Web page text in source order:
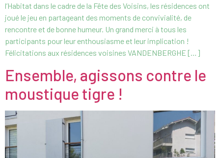
l’Habitat dans le cadre de la Fête des Voisins, les résidences ont
joué le jeu en partageant des moments de convivialité, de
rencontre et de bonne humeur. Un grand merci à tous les
participants pour leur enthousiasme et leur implication !
Félicitations aux résidences voisines VANDENBERGHE […]
Ensemble, agissons contre le
moustique tigre !